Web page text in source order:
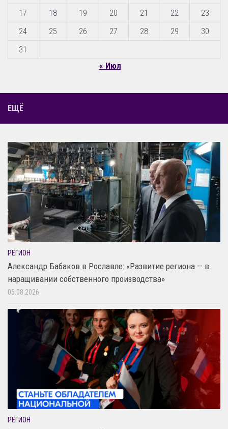
17
18 19 20 21 22
23
24
25 26 27 28 29
30
31
« Июл
ЕЩЁ
РЕГИОН
Александр Бабаков в Рославле: «Развитие региона — в
наращивании собственного производства»
05.08.2026
РЕГИОН